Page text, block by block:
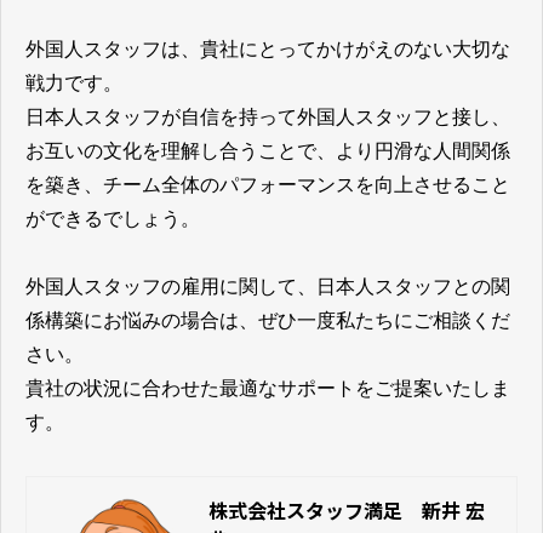
外国人スタッフは、貴社にとってかけがえのない大切な
戦力です。
日本人スタッフが自信を持って外国人スタッフと接し、
お互いの文化を理解し合うことで、より円滑な人間関係
を築き、チーム全体のパフォーマンスを向上させること
ができるでしょう。
外国人スタッフの雇用に関して、日本人スタッフとの関
係構築にお悩みの場合は、ぜひ一度私たちにご相談くだ
さい。
​​​​​​​貴社の状況に合わせた最適なサポートをご提案いたしま
す。
株式会社スタッフ満足 新井 宏